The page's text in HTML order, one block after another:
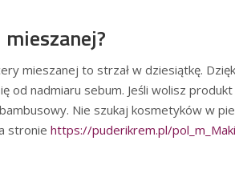
mieszanej to strzał w dziesiątkę.
od nadmiaru sebum. Jeśli wolisz
Nie szukaj kosmetyków w
stronie https://puderikrem.pl/